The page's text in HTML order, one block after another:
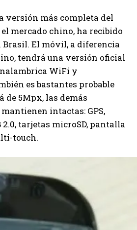
versión más completa del
mercado chino, ha recibido
El móvil, a diferencia
tendrá una versión oficial
WiFi y
es bastantes probable
de 5Mpx, las demás
intactas: GPS,
2.0, tarjetas microSD, pantalla
touch.